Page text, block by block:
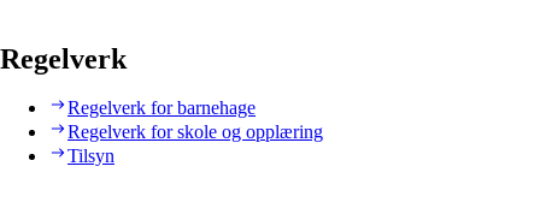
Regelverk
Regelverk for barnehage
Regelverk for skole og opplæring
Tilsyn